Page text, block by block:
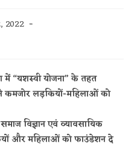
2022
“यशस्वी योजना” के तहत
लड़कियों-महिलाओं को
विज्ञान एवं व्यावसायिक
और महिलाओं को फाउंडेशन दे